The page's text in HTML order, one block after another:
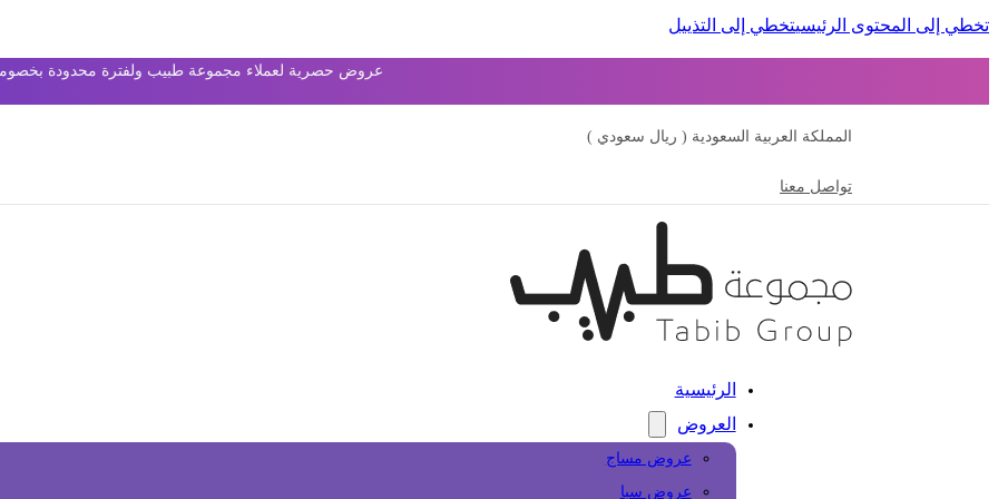
تخطي إلى المحتوى الرئيسيتخطي إلى التذييل
عروض حصرية لعملاء مجموعة طبيب ولفترة محدودة بخصومات
المملكة العربية السعودية ( ريال سعودي )
تواصل معنا
الرئيسية
العروض
عروض مساج
عروض سبا